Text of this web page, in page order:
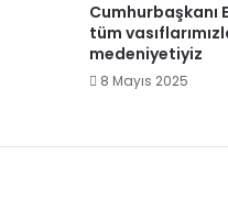
Cumhurbaşkanı
tüm
medeniyetiyiz
8 Mayıs 2025